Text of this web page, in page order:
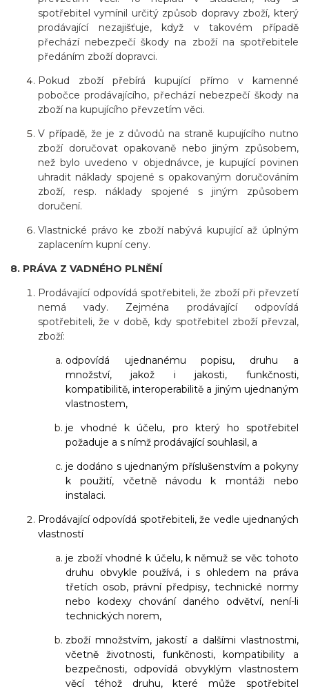
spotřebitel vymínil určitý způsob dopravy zboží, který
prodávající nezajišťuje, když v takovém případě
přechází nebezpečí škody na zboží na spotřebitele
předáním zboží dopravci.
Pokud zboží přebírá kupující přímo v kamenné
pobočce prodávajícího, přechází nebezpečí škody na
zboží na kupujícího převzetím věci.
V případě, že je z důvodů na straně kupujícího nutno
zboží doručovat opakovaně nebo jiným způsobem,
než bylo uvedeno v objednávce, je kupující povinen
uhradit náklady spojené s opakovaným doručováním
zboží, resp. náklady spojené s jiným způsobem
doručení.
Vlastnické právo ke zboží nabývá kupující až úplným
zaplacením kupní ceny.
8. PRÁVA Z VADNÉHO PLNĚNÍ
Prodávající odpovídá spotřebiteli, že zboží při převzetí
nemá vady. Zejména prodávající odpovídá
spotřebiteli, že v době, kdy spotřebitel zboží převzal,
zboží:
odpovídá ujednanému popisu, druhu a
množství, jakož i jakosti, funkčnosti,
kompatibilitě, interoperabilitě a jiným ujednaným
vlastnostem,
je vhodné k účelu, pro který ho spotřebitel
požaduje a s nímž prodávající souhlasil, a
je dodáno s ujednaným příslušenstvím a pokyny
k použití, včetně návodu k montáži nebo
instalaci.
Prodávající odpovídá spotřebiteli, že vedle ujednaných
vlastností
je zboží vhodné k účelu, k němuž se věc tohoto
druhu obvykle používá, i s ohledem na práva
třetích osob, právní předpisy, technické normy
nebo kodexy chování daného odvětví, není-li
technických norem,
zboží množstvím, jakostí a dalšími vlastnostmi,
včetně životnosti, funkčnosti, kompatibility a
bezpečnosti, odpovídá obvyklým vlastnostem
věcí téhož druhu, které může spotřebitel